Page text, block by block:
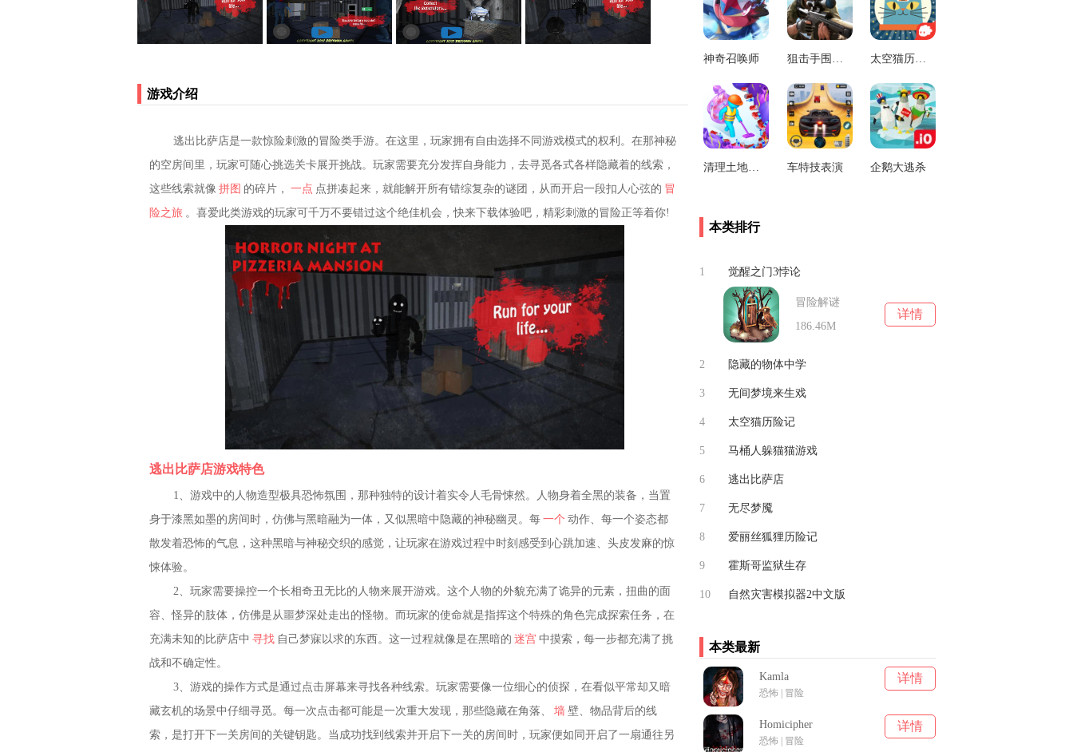
游戏介绍
逃出比萨店是一款惊险刺激的冒险类手游。在这里，玩家拥有自由选择不同游戏模式的权利。在那神秘
的空房间里，玩家可随心挑选关卡展开挑战。玩家需要充分发挥自身能力，去寻觅各式各样隐藏着的线索，
这些线索就像 拼图 的碎片， 一点 点拼凑起来，就能解开所有错综复杂的谜团，从而开启一段扣人心弦的 冒
险之旅 。喜爱此类游戏的玩家可千万不要错过这个绝佳机会，快来下载体验吧，精彩刺激的冒险正等着你!
逃出比萨店游戏特色
1、游戏中的人物造型极具恐怖氛围，那种独特的设计着实令人毛骨悚然。人物身着全黑的装备，当置
身于漆黑如墨的房间时，仿佛与黑暗融为一体，又似黑暗中隐藏的神秘幽灵。每 一个 动作、每一个姿态都
散发着恐怖的气息，这种黑暗与神秘交织的感觉，让玩家在游戏过程中时刻感受到心跳加速、头皮发麻的惊
悚体验。
2、玩家需要操控一个长相奇丑无比的人物来展开游戏。这个人物的外貌充满了诡异的元素，扭曲的面
容、怪异的肢体，仿佛是从噩梦深处走出的怪物。而玩家的使命就是指挥这个特殊的角色完成探索任务，在
充满未知的比萨店中 寻找 自己梦寐以求的东西。这一过程就像是在黑暗的 迷宫 中摸索，每一步都充满了挑
战和不确定性。
3、游戏的操作方式是通过点击屏幕来寻找各种线索。玩家需要像一位细心的侦探，在看似平常却又暗
藏玄机的场景中仔细寻觅。每一次点击都可能是一次重大发现，那些隐藏在角落、
墙 壁、物品背后的线
索，是打开下一关房间的关键钥匙。当成功找到线索并开启下一关的房间时，玩家便如同开启了一扇通往另
神奇召唤师 狙击手围攻游戏 太空猫历险记
清理土地游戏 车特技表演 企鹅大逃杀
本类排行
1 觉醒之门3悖论
冒险解谜
186.46M
详情
2 隐藏的物体中学
冒险解谜
3 无间梦境来生戏
148.31M
4 太空猫历险记
冒险解谜
5 马桶人躲猫猫游戏
6 逃出比萨店
43.16M
7 无尽梦魇
冒险解谜
449.6 MB
8 爱丽丝狐狸历险记
冒险解谜
20.36M
9 霍斯哥监狱生存
冒险解谜
10 自然灾害模拟器2中文版
本类最新
Kamla
恐怖 | 冒险
详情
Homicipher
恐怖 | 冒险
详情